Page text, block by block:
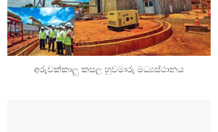
අරුවක්කාලු කසල හුවමාරු මධ්‍යස්ථානය